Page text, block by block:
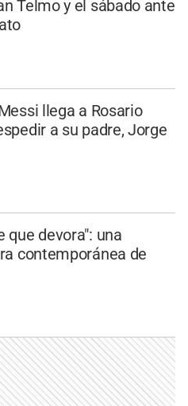
Telmo y el sábado ante
llega a Rosario
a su padre, Jorge
que devora": una
contemporánea de